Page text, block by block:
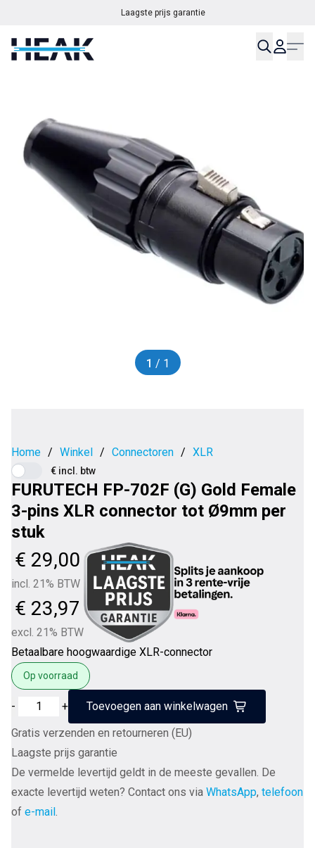
Laagste prijs garantie
1 / 1
Home / Winkel / Connectoren / XLR
€ incl. btw
FURUTECH FP-702F (G) Gold Female
3-pins XLR connector tot Ø9mm per
stuk
€ 29,00
incl. 21% BTW
€ 23,97
excl. 21% BTW
Betaalbare hoogwaardige XLR-connector
Op voorraad
FURUTECH
FP-
702F
(G)
Female
- +
Toevoegen aan winkelwagen
Gratis verzenden en retourneren (EU)
Laagste prijs garantie
De vermelde levertijd geldt in de meeste gevallen. De
exacte levertijd weten? Contact ons via WhatsApp, telefoon
of e-mail.